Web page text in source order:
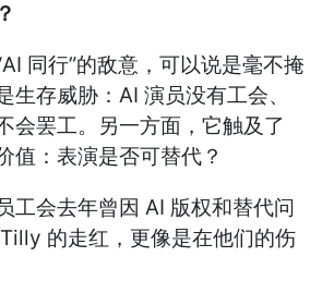
同行”的敌意，可以说是毫不掩
生存威胁：AI 演员没有工会、
会罢工。另一方面，它触及了
值：表演是否可替代？
工会去年曾因 AI 版权和替代问
的走红，更像是在他们的伤